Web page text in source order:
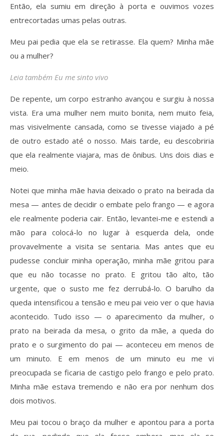
Então, ela sumiu em direção à porta e ouvimos vozes
entrecortadas umas pelas outras.
Meu pai pedia que ela se retirasse. Ela quem? Minha mãe
ou a mulher?
Leia também Eu me sinto vivo
De repente, um corpo estranho avançou e surgiu à nossa
vista. Era uma mulher nem muito bonita, nem muito feia,
mas visivelmente cansada, como se tivesse viajado a pé
de outro estado até o nosso. Mais tarde, eu descobriria
que ela realmente viajara, mas de ônibus. Uns dois dias e
meio.
Notei que minha mãe havia deixado o prato na beirada da
mesa — antes de decidir o embate pelo frango — e agora
ele realmente poderia cair. Então, levantei-me e estendi a
mão para colocá-lo no lugar à esquerda dela, onde
provavelmente a visita se sentaria. Mas antes que eu
pudesse concluir minha operação, minha mãe gritou para
que eu não tocasse no prato. E gritou tão alto, tão
urgente, que o susto me fez derrubá-lo. O barulho da
queda intensificou a tensão e meu pai veio ver o que havia
acontecido. Tudo isso — o aparecimento da mulher, o
prato na beirada da mesa, o grito da mãe, a queda do
prato e o surgimento do pai — aconteceu em menos de
um minuto. E em menos de um minuto eu me vi
preocupada se ficaria de castigo pelo frango e pelo prato.
Minha mãe estava tremendo e não era por nenhum dos
dois motivos.
Meu pai tocou o braço da mulher e apontou para a porta